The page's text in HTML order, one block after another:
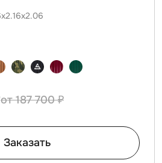
187 700 ₽
Заказать